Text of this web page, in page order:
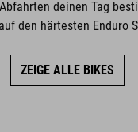
deinen Tag
den härtesten Enduro
ZEIGE ALLE BIKES